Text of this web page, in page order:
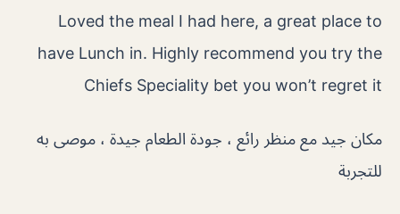
Loved the meal I had here, a great place to
have Lunch in. Highly recommend you try the
Chiefs Speciality bet you won’t regret it
مكان جيد مع منظر رائع ، جودة الطعام جيدة ، موصى به
للتجربة